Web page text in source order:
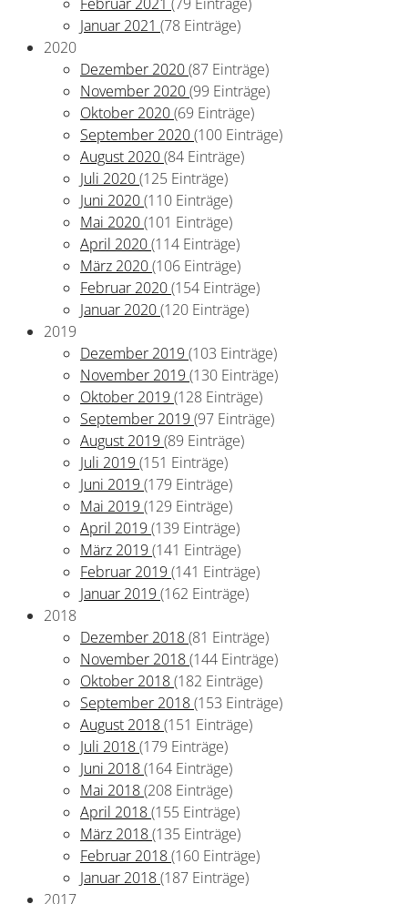
Januar 2021 (78 Einträge)
2020
Dezember 2020(87 Einträge)
November 2020(99 Einträge)
Oktober 2020(69 Einträge)
September 2020(100 Einträge)
August 2020(84 Einträge)
Juli 2020(125 Einträge)
Juni 2020(110 Einträge)
Mai 2020(101 Einträge)
April 2020(114 Einträge)
März 2020(106 Einträge)
Februar 2020(154 Einträge)
Januar 2020(120 Einträge)
2019
Dezember 2019 (103 Einträge)
November 2019 (130 Einträge)
Oktober 2019 (128 Einträge)
September 2019 (97 Einträge)
August 2019 (89 Einträge)
Juli 2019 (151 Einträge)
Juni 2019 (179 Einträge)
Mai 2019 (129 Einträge)
April 2019 (139 Einträge)
März 2019 (141 Einträge)
Februar 2019 (141 Einträge)
Januar 2019 (162 Einträge)
2018
Dezember 2018(81 Einträge)
November 2018(144 Einträge)
Oktober 2018(182 Einträge)
September 2018(153 Einträge)
August 2018(151 Einträge)
Juli 2018(179 Einträge)
Juni 2018(164 Einträge)
Mai 2018(208 Einträge)
April 2018(155 Einträge)
März 2018(135 Einträge)
Februar 2018(160 Einträge)
Januar 2018(187 Einträge)
2017